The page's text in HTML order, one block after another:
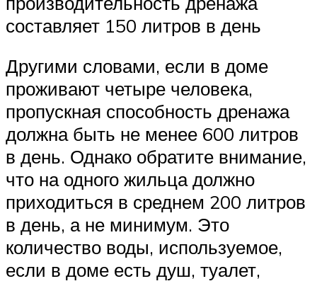
составляет 150 литров в день
Другими словами, если в доме
проживают четыре человека,
пропускная способность дренажа
должна быть не менее 600 литров
в день. Однако обратите внимание,
что на одного жильца должно
приходиться в среднем 200 литров
в день, а не минимум. Это
количество воды, используемое,
если в доме есть душ, туалет,